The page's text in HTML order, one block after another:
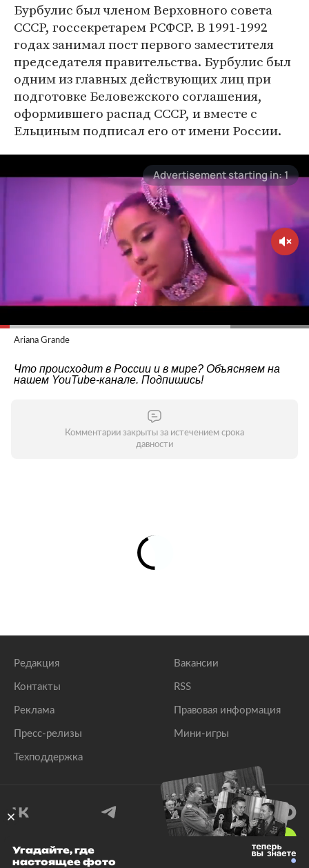
Бурбулис был членом Верховного совета
СССР, госсекретарем РСФСР. В 1991-1992
годах занимал пост первого заместителя
председателя правительства. Бурбулис был
одним из главных действующих лиц при
подготовке Беловежского соглашения,
оформившего распад СССР, и вместе с
Ельциным подписал его от имени России.
Ariana Grande
Что происходит в России и в мире? Объясняем на
нашем YouTube-канале. Подпишись!
Комментарии закрыты за истечением срока
давности
Редакция
Контакты
Реклама
Пресс-релизы
Техподдержка
Вакансии
RSS
Правовая информация
Мини-игры
© 1999–2026 Все права защищены.
Угадайте, где
настоящее фото